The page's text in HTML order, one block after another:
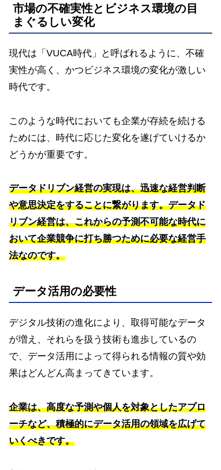
市場の不確実性とビジネス環境の目
まぐるしい変化
現代は「VUCA時代」と呼ばれるように、不確
実性が高く、かつビジネス環境の変化が激しい
時代です。
このような時代においても企業が存続を続ける
ためには、時代に応じた変化を遂げていけるか
どうかが重要です。
データドリブン経営の実現は、迅速な経営判断
や意思決定をすることに繋がります。データド
リブン経営は、これからの予測不可能な時代に
おいて企業競争に打ち勝つために必要な経営手
法なのです。
データ活用の必要性
デジタル技術の進化により、取得可能なデータ
が増え、それらを扱う技術も進歩しているの
で、データ活用によって得られる情報の質や効
果はどんどん高まってきています。
企業は、高度な予測や個人を対象としたアプロ
ーチなど、積極的にデータ活用の領域を広げて
いくべきです。